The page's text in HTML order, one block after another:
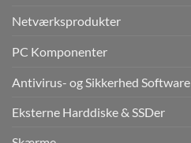
Netværksprodukter
PC Komponenter
Antivirus- og Sikkerhed Software
Eksterne Harddiske & SSDer